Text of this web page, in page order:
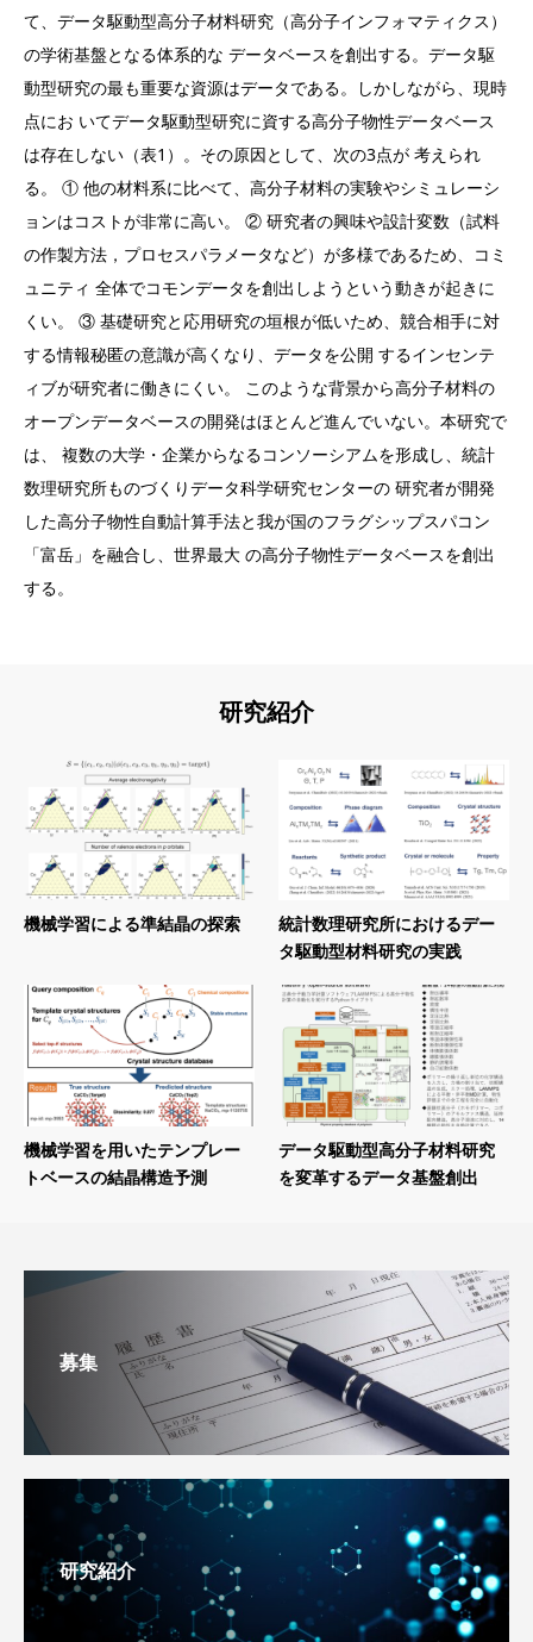
て、データ駆動型高分子材料研究（高分子インフォマティクス）
の学術基盤となる体系的な データベースを創出する。データ駆
動型研究の最も重要な資源はデータである。しかしながら、現時
点にお いてデータ駆動型研究に資する高分子物性データベース
は存在しない（表1）。その原因として、次の3点が 考えられ
る。 ① 他の材料系に比べて、高分子材料の実験やシミュレーシ
ョンはコストが非常に高い。 ② 研究者の興味や設計変数（試料
の作製方法，プロセスパラメータなど）が多様であるため、コミ
ュニティ 全体でコモンデータを創出しようという動きが起きに
くい。 ③ 基礎研究と応用研究の垣根が低いため、競合相手に対
する情報秘匿の意識が高くなり、データを公開 するインセンテ
ィブが研究者に働きにくい。 このような背景から高分子材料の
オープンデータベースの開発はほとんど進んでいない。本研究で
は、 複数の大学・企業からなるコンソーシアムを形成し、統計
数理研究所ものづくりデータ科学研究センターの 研究者が開発
した高分子物性自動計算手法と我が国のフラグシップスパコン
「富岳」を融合し、世界最大 の高分子物性データベースを創出
する。
研究紹介
機械学習による準結晶の探索
統計数理研究所におけるデー
タ駆動型材料研究の実践
機械学習を用いたテンプレー
トベースの結晶構造予測
データ駆動型高分子材料研究
を変革するデータ基盤創出
募集
研究紹介